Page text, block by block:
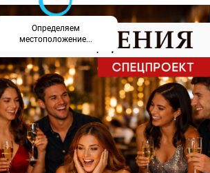
Определяем
местоположение...